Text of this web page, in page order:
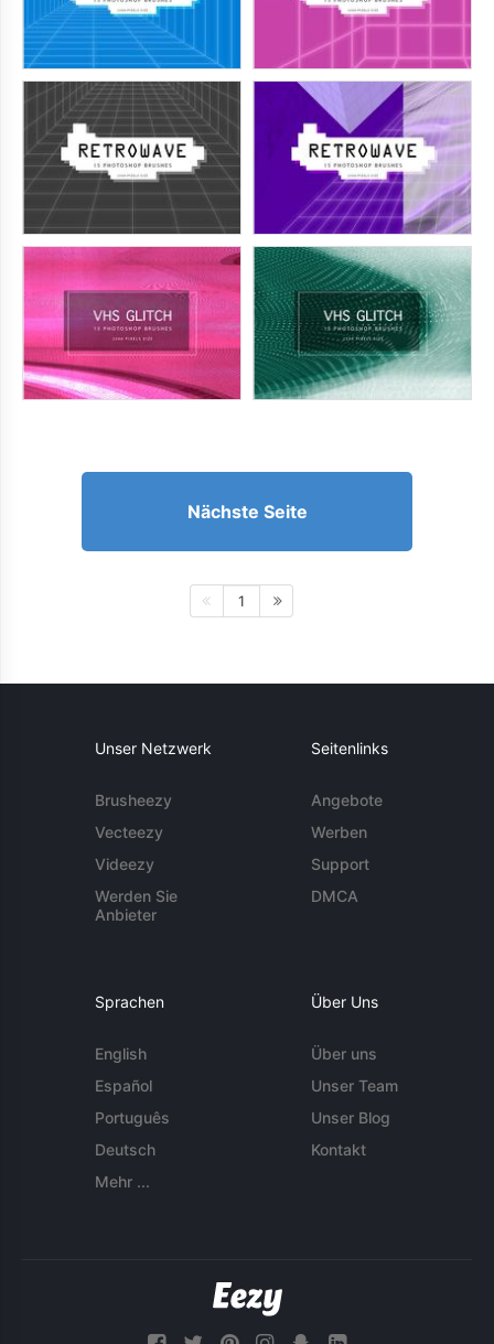
Nächste Seite
1
Unser Netzwerk
Brusheezy
Vecteezy
Videezy
Werden Sie
Anbieter
Seitenlinks
Angebote
Werben
Support
DMCA
Sprachen
English
Español
Português
Deutsch
Mehr ...
Über Uns
Über uns
Unser Team
Unser Blog
Kontakt